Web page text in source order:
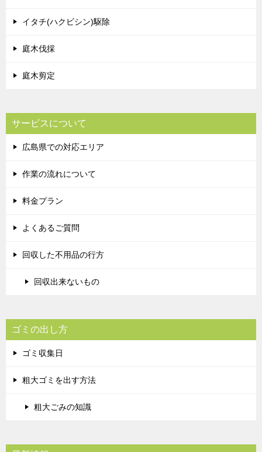
イタチ(ハクビシン)駆除
庭木伐採
庭木剪定
サービスについて
広島県での対応エリア
作業の流れについて
料金プラン
よくあるご質問
回収した不用品の行方
回収出来ないもの
ゴミの出し方
ゴミ収集日
粗大ゴミを出す方法
粗大ごみの知識